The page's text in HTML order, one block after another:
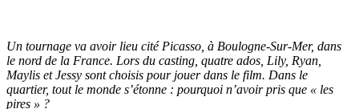
Un tournage va avoir lieu cité Picasso, à Boulogne-Sur-Mer, dans
le nord de la France. Lors du casting, quatre ados, Lily, Ryan,
Maylis et Jessy sont choisis pour jouer dans le film. Dans le
quartier, tout le monde s’étonne : pourquoi n’avoir pris que « les
pires » ?